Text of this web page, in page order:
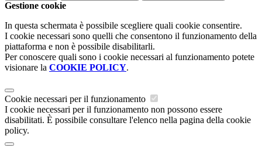
Gestione cookie
In questa schermata è possibile scegliere quali cookie consentire.
I cookie necessari sono quelli che consentono il funzionamento della
piattaforma e non è possibile disabilitarli.
Per conoscere quali sono i cookie necessari al funzionamento potete
visionare la COOKIE POLICY.
Cookie necessari per il funzionamento
I cookie necessari per il funzionamento non possono essere
disabilitati. È possibile consultare l'elenco nella pagina della cookie
policy.